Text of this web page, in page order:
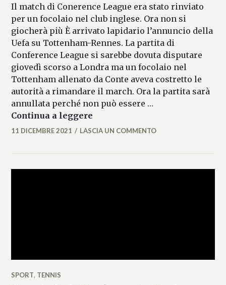
Il match di Conerence League era stato rinviato
per un focolaio nel club inglese. Ora non si
giocherà più È arrivato lapidario l’annuncio della
Uefa su Tottenham-Rennes. La partita di
Conference League si sarebbe dovuta disputare
giovedì scorso a Londra ma un focolaio nel
Tottenham allenato da Conte aveva costretto le
autorità a rimandare il march. Ora la partita sarà
annullata perché non può essere …
Continua a leggere
MARIANNA
11 DICEMBRE 2021 LASCIA UN COMMENTO
SPORT, TENNIS